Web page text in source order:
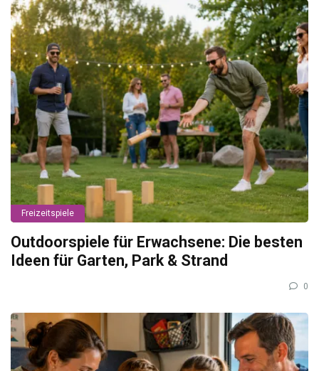
Freizeitspiele
Outdoorspiele für Erwachsene: Die besten
Ideen für Garten, Park & Strand
0